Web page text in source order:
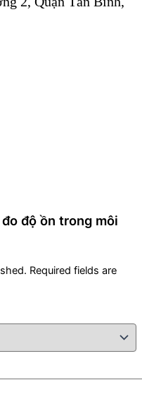
độ ồn trong môi
Required fields are